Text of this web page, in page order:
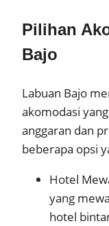
Pilihan
Bajo
Labuan Bajo
akomodasi
anggaran dan
beberapa opsi
Hotel
yang
hotel